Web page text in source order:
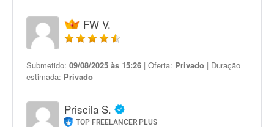
FW V.
Submetido: 09/08/2025 às 15:26 | Oferta: Privado | Duração
estimada: Privado
Priscila S.
TOP FREELANCER PLUS